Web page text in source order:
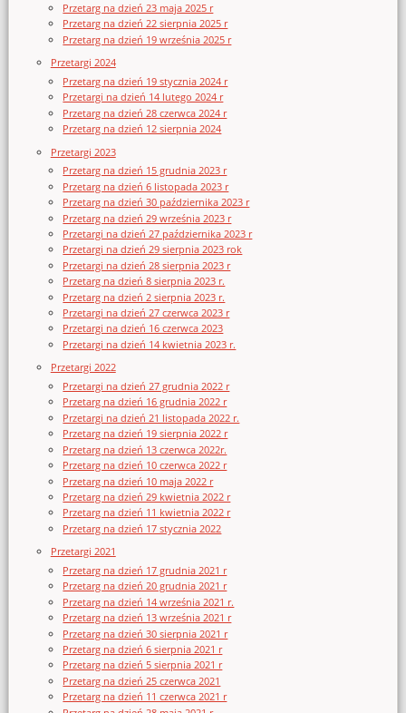
Przetarg na dzień 23 maja 2025 r
Przetarg na dzień 22 sierpnia 2025 r
Przetarg na dzień 19 września 2025 r
Przetargi 2024
Przetarg na dzień 19 stycznia 2024 r
Przetargi na dzień 14 lutego 2024 r
Przetarg na dzień 28 czerwca 2024 r
Przetarg na dzień 12 sierpnia 2024
Przetargi 2023
Przetarg na dzień 15 grudnia 2023 r
Przetarg na dzień 6 listopada 2023 r
Przetarg na dzień 30 października 2023 r
Przetarg na dzień 29 września 2023 r
Przetargi na dzień 27 października 2023 r
Przetargi na dzień 29 sierpnia 2023 rok
Przetargi na dzień 28 sierpnia 2023 r
Przetarg na dzień 8 sierpnia 2023 r.
Przetarg na dzień 2 sierpnia 2023 r.
Przetargi na dzień 27 czerwca 2023 r
Przetargi na dzień 16 czerwca 2023
Przetargi na dzień 14 kwietnia 2023 r.
Przetargi 2022
Przetargi na dzień 27 grudnia 2022 r
Przetarg na dzień 16 grudnia 2022 r
Przetargi na dzień 21 listopada 2022 r.
Przetarg na dzień 19 sierpnia 2022 r
Przetarg na dzień 13 czerwca 2022r.
Przetarg na dzień 10 czerwca 2022 r
Przetarg na dzień 10 maja 2022 r
Przetarg na dzień 29 kwietnia 2022 r
Przetarg na dzień 11 kwietnia 2022 r
Przetarg na dzień 17 stycznia 2022
Przetargi 2021
Przetarg na dzień 17 grudnia 2021 r
Przetarg na dzień 20 grudnia 2021 r
Przetarg na dzień 14 września 2021 r.
Przetarg na dzień 13 września 2021 r
Przetarg na dzień 30 sierpnia 2021 r
Przetarg na dzień 6 sierpnia 2021 r
Przetarg na dzień 5 sierpnia 2021 r
Przetarg na dzień 25 czerwca 2021
Przetarg na dzień 11 czerwca 2021 r